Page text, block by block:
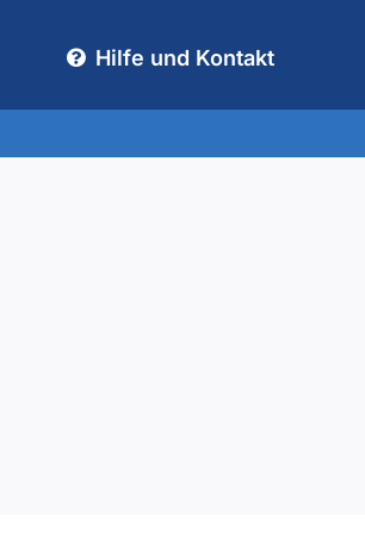
Hilfe und Kontakt